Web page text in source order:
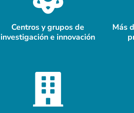
Centros y grupos de
investigación e innovación
Más